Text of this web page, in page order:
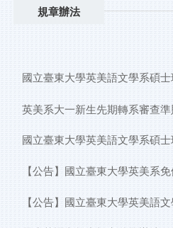
規章辦法
國立臺東大學英美語文學系碩
英美系大一新生先期轉系審查準
國立臺東大學英美語文學系碩
【公告】國立臺東大學英美系
【公告】國立臺東大學英美語